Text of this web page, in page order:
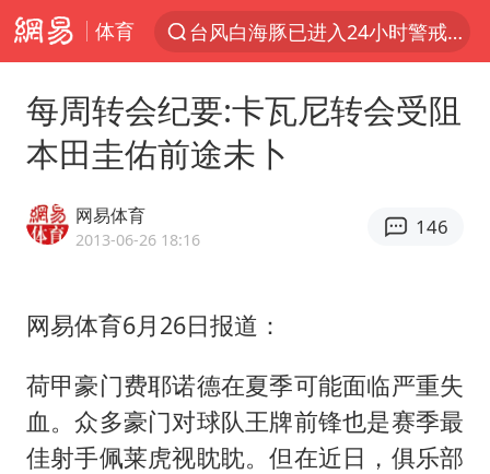
体育
台风白海豚已进入24小时警戒线
泉州市委书记张毅恭被查
多地严查未成年飙车炸街
中医教你一招提升气血
全球首个长时储能一体化产业园量产
四川宜宾市高县4.9级地震致1人死亡
每周转会纪要:卡瓦尼转会受阻
本田圭佑前途未卜
网易体育
2013-06-26 18:16
146
网易体育6月26日报道：
荷甲豪门费耶诺德在夏季可能面临严重失
血。众多豪门对球队王牌前锋也是赛季最
佳射手佩莱虎视眈眈。但在近日，俱乐部